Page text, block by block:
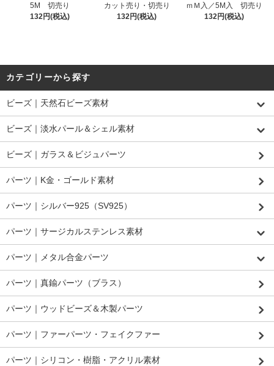
5M 切売り
132円(税込)
カット売り・切売り
132円(税込)
ｍＭ入／5M入 切売り
132円(税込)
カテゴリーから探す
ビーズ｜天然石ビーズ素材
ビーズ｜淡水パール＆シェル素材
ビーズ｜ガラス＆ビジュパーツ
パーツ｜K金・ゴールド素材
パーツ｜シルバー925（SV925）
パーツ｜サージカルステンレス素材
パーツ｜メタル合金パーツ
パーツ｜真鍮パーツ（ブラス）
パーツ｜ウッドビーズ＆木製パーツ
パーツ｜ファーパーツ・フェイクファー
パーツ｜シリコン・樹脂・アクリル素材